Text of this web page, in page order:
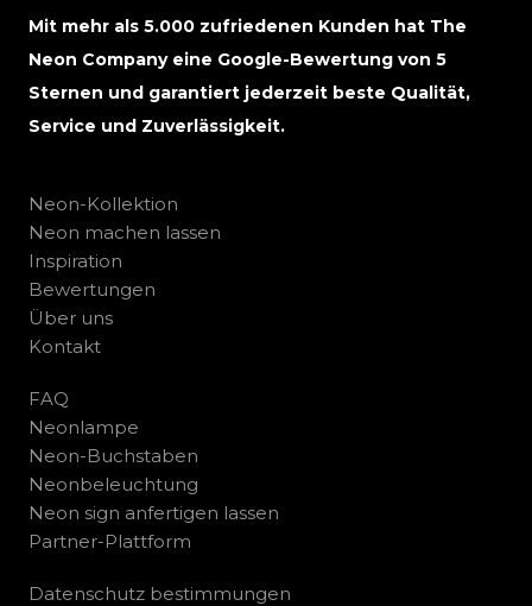
Mit mehr als 5.000 zufriedenen Kunden hat The
Neon Company eine Google-Bewertung von 5
Sternen und garantiert jederzeit beste Qualität,
Service und Zuverlässigkeit.
Neon-Kollektion
Neon machen lassen
Inspiration
Bewertungen
Über uns
Kontakt
FAQ
Neonlampe
Neon-Buchstaben
Neonbeleuchtung
Neon sign anfertigen lassen
Partner-Plattform
Datenschutz bestimmungen